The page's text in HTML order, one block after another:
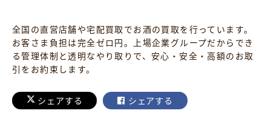
全国の直営店舗や宅配買取でお酒の買取を行っています。
お客さま負担は完全ゼロ円。上場企業グループだからでき
る管理体制と透明なやり取りで、安心・安全・高額のお取
引をお約束します。
シェアする シェアする